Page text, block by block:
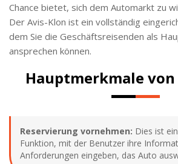
Chance bietet, sich dem Automarkt zu
Der Avis-Klon ist ein vollständig
dem Sie die Geschäftsreisenden als
ansprechen können.
Hauptmerkmale von
Reservierung vornehmen: Dies ist
Funktion, mit der Benutzer ihre
Anforderungen eingeben, das Auto